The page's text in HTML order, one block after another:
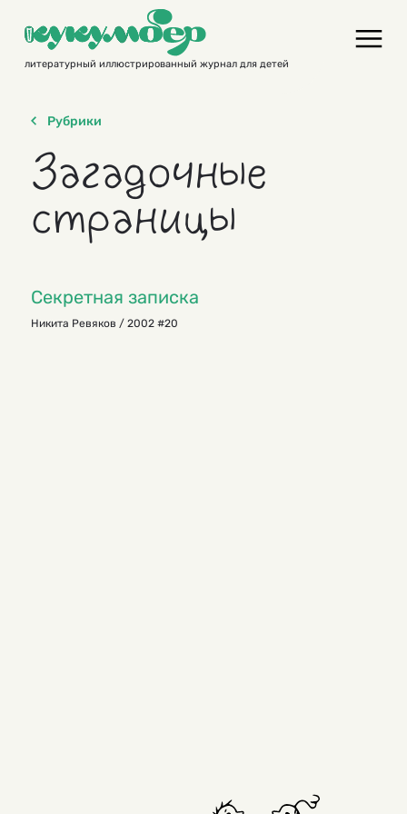
contentлитературный иллюстрированный журнал для детей
Рубрики
Загадочные
страницы
Секретная записка
Никита Ревяков / 2002 #20